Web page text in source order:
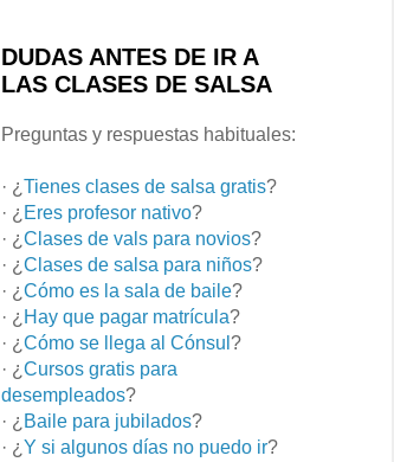
DUDAS ANTES DE IR A
LAS CLASES DE SALSA
Preguntas y respuestas habituales:
· ¿ Tienes clases de salsa gratis?
· ¿ Eres profesor nativo?
· ¿ Clases de vals para novios?
· ¿ Clases de salsa para niños?
· ¿ Cómo es la sala de baile?
· ¿ Hay que pagar matrícula?
· ¿ Cómo se llega al Cónsul ?
· ¿ Cursos gratis para
desempleados?
· ¿ Baile para jubilados?
· ¿ Y si algunos días no puedo ir?